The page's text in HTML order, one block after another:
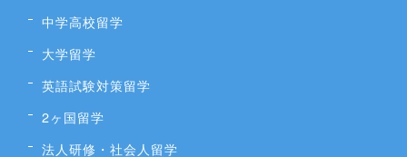
中学高校留学
大学留学
英語試験対策留学
2ヶ国留学
法人研修・社会人留学